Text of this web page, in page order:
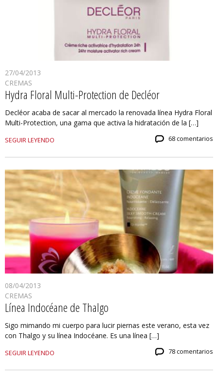
27/04/2013
CREMAS
Hydra Floral Multi-Protection de Decléor
Decléor acaba de sacar al mercado la renovada línea Hydra Floral
Multi-Protection, una gama que activa la hidratación de la […]
SEGUIR LEYENDO 68 comentarios
08/04/2013
CREMAS
Línea Indocéane de Thalgo
Sigo mimando mi cuerpo para lucir piernas este verano, esta vez
con Thalgo y su línea Indocéane. Es una línea […]
SEGUIR LEYENDO 78 comentarios